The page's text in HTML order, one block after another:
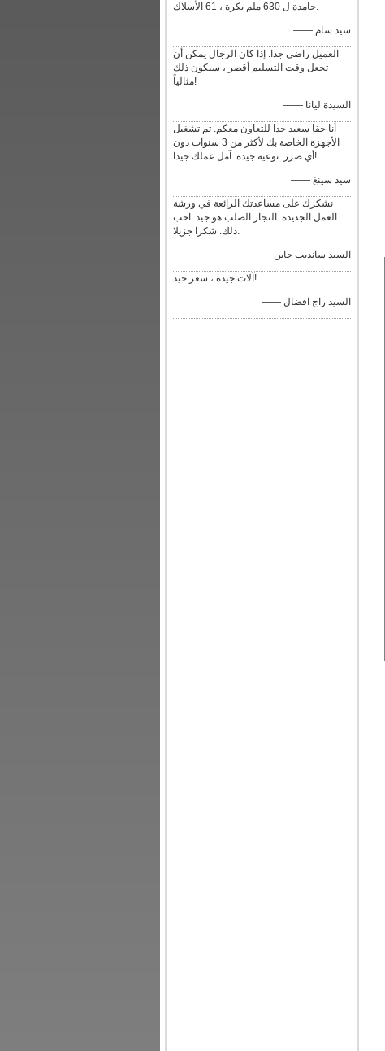
جامدة ل 630 ملم بكرة ، 61 الأسلاك.
—— سيد سام
العميل راضي جدا. إذا كان الرجال يمكن أن
تجعل وقت التسليم أقصر ، سيكون ذلك
مثالياً!
—— السيدة ليانا
أنا حقا سعيد جدا للتعاون معكم. تم تشغيل
الأجهزة الخاصة بك لأكثر من 3 سنوات دون
أي ضرر. نوعية جيدة. آمل عملك جيدا!
—— سيد سينغ
نشكرك على مساعدتك الرائعة في ورشة
العمل الجديدة. التجار الصلب هو جيد. احب
ذلك. شكرا جزيلا.
—— السيد سانديب جاين
آلات جيدة ، سعر جيد!
—— السيد راج افضال